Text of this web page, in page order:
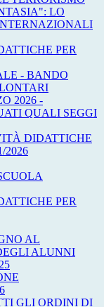
LO
PER
- BANDO
2026 -
QUALI SEGGI
DIDATTICHE
2026
PER
AL
ALUNNI
GLI ORDINI DI